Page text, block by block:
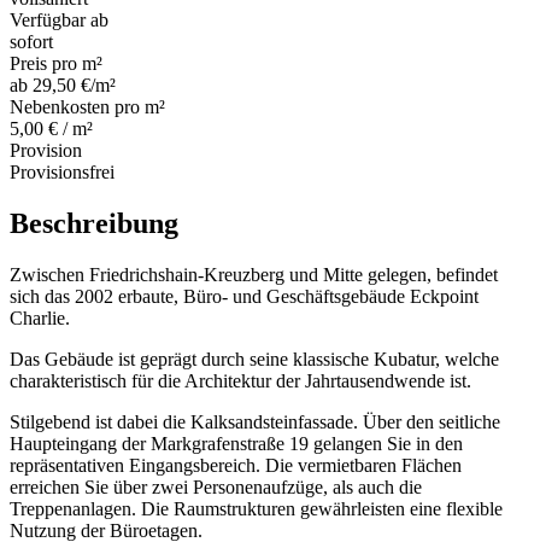
Verfügbar ab
sofort
Preis pro m²
ab 29,50 €/m²
Nebenkosten pro m²
5,00 € / m²
Provision
Provisionsfrei
Beschreibung
Zwischen Friedrichshain-Kreuzberg und Mitte gelegen, befindet
sich das 2002 erbaute, Büro- und Geschäftsgebäude Eckpoint
Charlie.
Das Gebäude ist geprägt durch seine klassische Kubatur, welche
charakteristisch für die Architektur der Jahrtausendwende ist.
Stilgebend ist dabei die Kalksandsteinfassade. Über den seitliche
Haupteingang der Markgrafenstraße 19 gelangen Sie in den
repräsentativen Eingangsbereich. Die vermietbaren Flächen
erreichen Sie über zwei Personenaufzüge, als auch die
Treppenanlagen. Die Raumstrukturen gewährleisten eine flexible
Nutzung der Büroetagen.